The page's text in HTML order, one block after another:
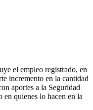
el empleo registrado, en
incremento en la cantidad
aportes a la Seguridad
en quienes lo hacen en la